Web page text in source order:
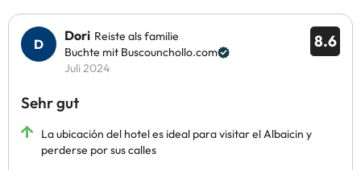
8.6
Dori Reiste als familie
Buchte mit Buscounchollo.com
Juli 2024
Sehr gut
La ubicación del hotel es ideal para visitar el Albaicin y
perderse por sus calles